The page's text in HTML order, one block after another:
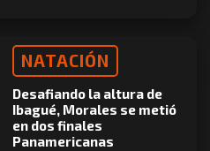
NATACIÓN
Desafiando la altura de
Ibagué, Morales se metió
en dos finales
Panamericanas